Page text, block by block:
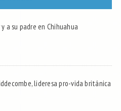
a su padre en Chihuahua
lideresa pro-vida británica